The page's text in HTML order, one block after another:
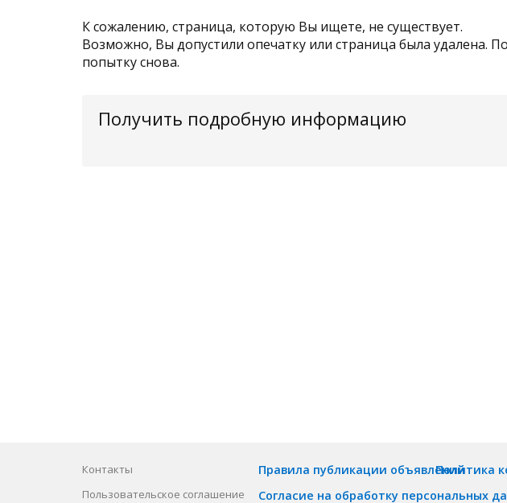
К сожалению, страница, которую Вы ищете, не существует.
Возможно, Вы допустили опечатку или страница была удалена.
попытку снова.
Получить подробную информацию
Контакты
Пользовательское соглашение
Правила публикации объявлений
Согласие на обработку персональных
Политика